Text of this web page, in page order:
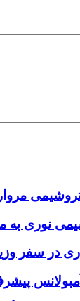
نوری
در سفر